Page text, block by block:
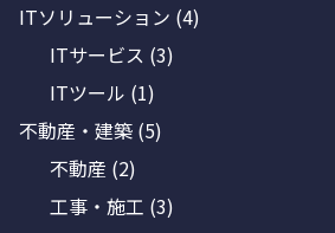
ITソリューション (4)
ITサービス (3)
ITツール (1)
不動産・建築 (5)
不動産 (2)
工事・施工 (3)